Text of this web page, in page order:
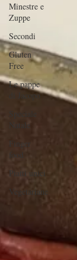
Minestre e
Zuppe
Secondi
Gluten
Free
Le pappe
di Jacopo
Speciale
Natale
Finger
Piatti unici
Vegetariane